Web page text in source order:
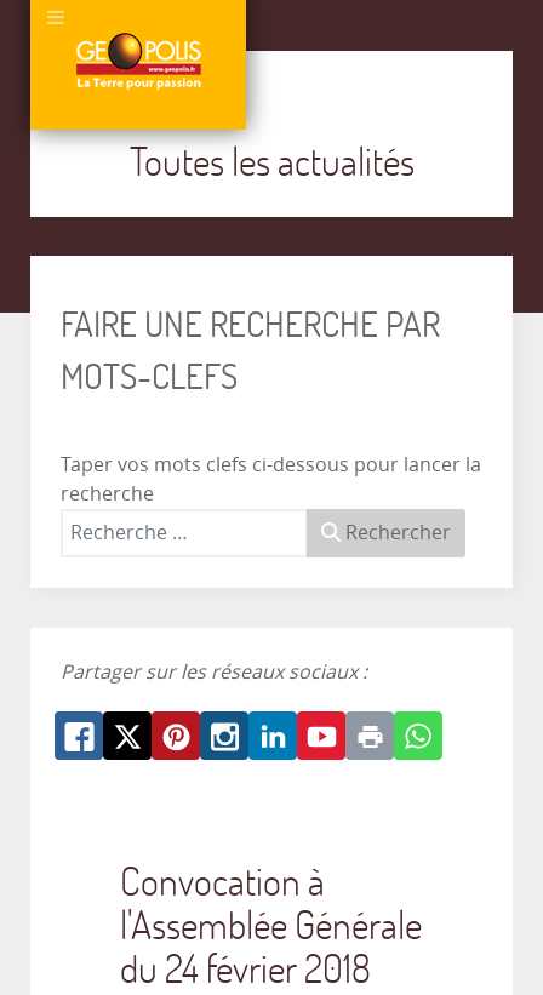
Toutes les actualités
FAIRE UNE RECHERCHE PAR
MOTS-CLEFS
Taper vos mots clefs ci-dessous pour lancer la
recherche
Rechercher
Partager sur les réseaux sociaux :
Convocation à
l'Assemblée Générale
du 24 février 2018